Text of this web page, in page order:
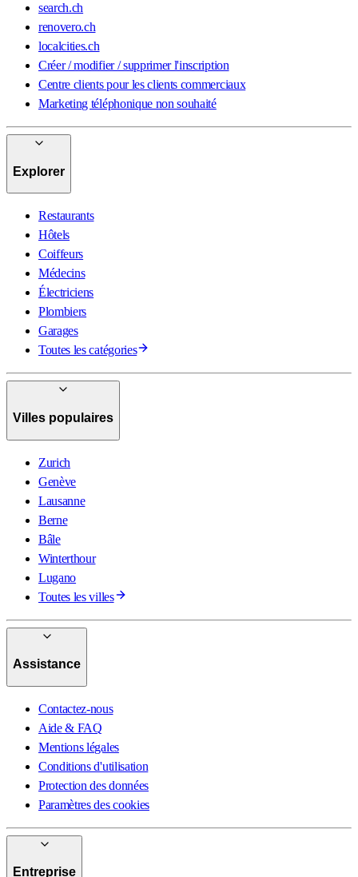
search.ch
renovero.ch
localcities.ch
Créer / modifier / supprimer l'inscription
Centre clients pour les clients commerciaux
Marketing téléphonique non souhaité
Explorer
Restaurants
Hôtels
Coiffeurs
Médecins
Électriciens
Plombiers
Garages
Toutes les catégories
Villes populaires
Zurich
Genève
Lausanne
Berne
Bâle
Winterthour
Lugano
Toutes les villes
Assistance
Contactez-nous
Aide & FAQ
Mentions légales
Conditions d'utilisation
Protection des données
Paramètres des cookies
Entreprise